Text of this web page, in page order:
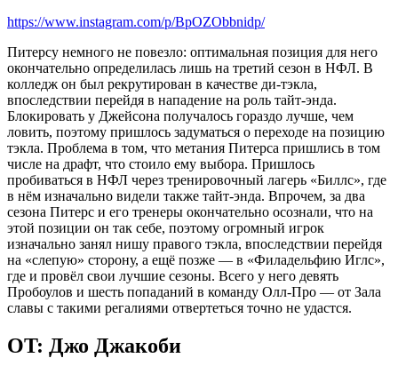
https://www.instagram.com/p/BpOZObbnidp/
Питерсу немного не повезло: оптимальная позиция для него
окончательно определилась лишь на третий сезон в НФЛ. В
колледж он был рекрутирован в качестве ди-тэкла,
впоследствии перейдя в нападение на роль тайт-энда.
Блокировать у Джейсона получалось гораздо лучше, чем
ловить, поэтому пришлось задуматься о переходе на позицию
тэкла. Проблема в том, что метания Питерса пришлись в том
числе на драфт, что стоило ему выбора. Пришлось
пробиваться в НФЛ через тренировочный лагерь «Биллс», где
в нём изначально видели также тайт-энда. Впрочем, за два
сезона Питерс и его тренеры окончательно осознали, что на
этой позиции он так себе, поэтому огромный игрок
изначально занял нишу правого тэкла, впоследствии перейдя
на «слепую» сторону, а ещё позже — в «Филадельфию Иглс»,
где и провёл свои лучшие сезоны. Всего у него девять
Пробоулов и шесть попаданий в команду Олл-Про — от Зала
славы с такими регалиями отвертеться точно не удастся.
OT: Джо Джакоби